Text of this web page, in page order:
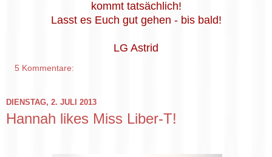
kommt tatsächlich!
Lasst es Euch gut gehen - bis bald!
LG Astrid
5 Kommentare:
DIENSTAG, 2. JULI 2013
Hannah likes Miss Liber-T!